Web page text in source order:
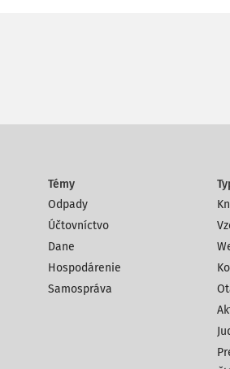
Témy
Odpady
Účtovníctvo
Dane
Hospodárenie
Samospráva